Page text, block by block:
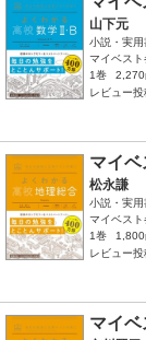
山下元
小説・実用
マイベスト
1巻
レビュー
マイ
松永謙
小説・実用
マイベスト
1巻
レビュー
マイ